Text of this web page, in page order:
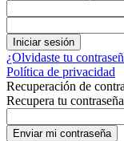
¿Olvidaste tu
Política de privacidad
Recuperación de
Recupera tu contraseña